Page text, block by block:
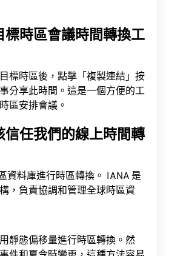
標時區會議時間轉換工
標時區後，點擊「複製連結」按
分享此時間。這是一個方便的工
區安排會議。
信任我們的線上時間轉
資料庫進行時區轉換。 IANA 是
，負責協調和管理全球時區資
靜態偏移量進行時區轉換。然